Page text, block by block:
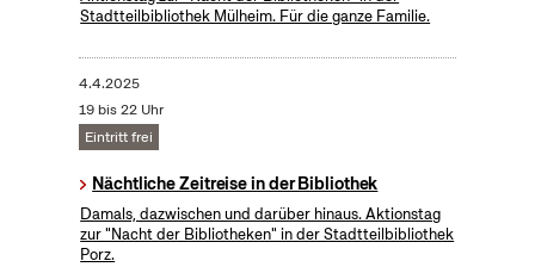
Stadtteilbibliothek Mülheim. Für die ganze Familie.
4.4.2025
19 bis 22 Uhr
Eintritt frei
Nächtliche Zeitreise in der Bibliothek
Damals, dazwischen und darüber hinaus. Aktionstag
zur "Nacht der Bibliotheken" in der Stadtteilbibliothek
Porz.